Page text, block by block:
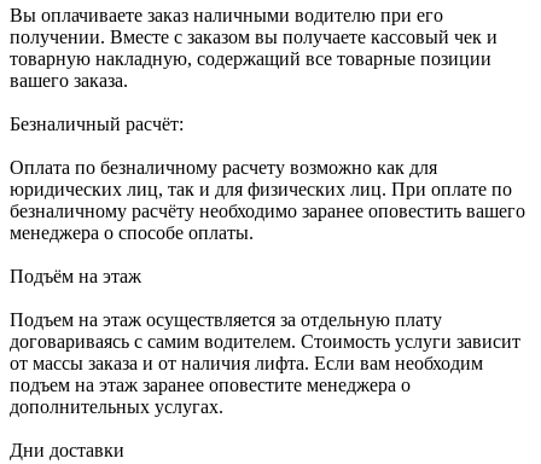
Вы оплачиваете заказ наличными водителю при его
получении. Вместе с заказом вы получаете кассовый чек и
товарную накладную, содержащий все товарные позиции
вашего заказа.
Безналичный расчёт:
Оплата по безналичному расчету возможно как для
юридических лиц, так и для физических лиц. При оплате по
безналичному расчёту необходимо заранее оповестить вашего
менеджера о способе оплаты.
Подъём на этаж
Подъем на этаж осуществляется за отдельную плату
договариваясь с самим водителем. Стоимость услуги зависит
от массы заказа и от наличия лифта. Если вам необходим
подъем на этаж заранее оповестите менеджера о
дополнительных услугах.
Дни доставки